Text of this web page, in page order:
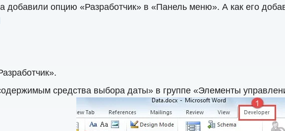
добавили опцию «Разработчик» в «Панель меню». А как его
средства выбора даты» в группе «Элементы